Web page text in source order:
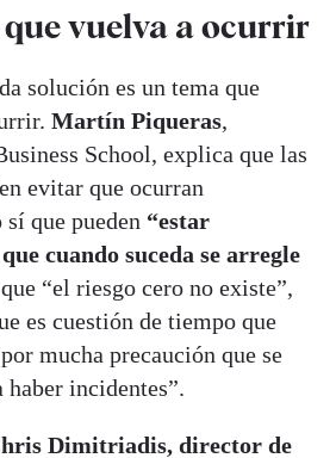
que vuelva a ocurrir
solución es un tema que
Martín Piqueras,
School, explica que las
evitar que ocurran
que pueden “estar
cuando suceda se arregle
“el riesgo cero no existe”,
es cuestión de tiempo que
mucha precaución que se
incidentes”.
Dimitriadis, director de